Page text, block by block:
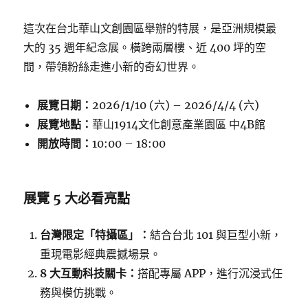
這次在台北華山文創園區舉辦的特展，是亞洲規模最
大的 35 週年紀念展。橫跨兩層樓、近 400 坪的空
間，帶領粉絲走進小新的奇幻世界。
展覽日期：2026/1/10 (六) – 2026/4/4 (六)
展覽地點：華山1914文化創意產業園區 中4B館
開放時間：10:00 – 18:00
展覽 5 大必看亮點
台灣限定「特攝區」：結合台北 101 與巨型小新，
重現電影經典震撼場景。
8 大互動科技關卡：搭配專屬 APP，進行沉浸式任
務與模仿挑戰。